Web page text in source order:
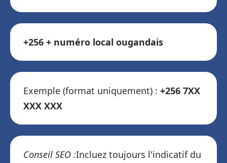
+256 + numéro local ougandais
Exemple (format uniquement) : +256 7XX
XXX XXX
Conseil SEO :Incluez toujours l'indicatif du